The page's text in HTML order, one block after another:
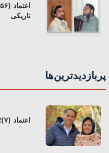
تاریکی
پربازدیدترین‌ها
اعتماد (۷)؛ من و بلقیس ـ شهناز